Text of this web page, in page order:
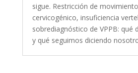
sigue. Restricción de
cervicogénico, insuficiencia
sobrediagnóstico de VPPB: qué
y qué seguimos diciendo